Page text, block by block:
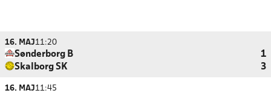
16. MAJ11:20
Sønderborg B
1
Skalborg SK
3
16. MAJ11:45